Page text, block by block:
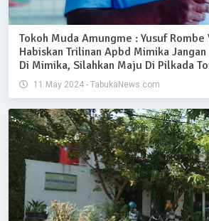
Tokoh Muda Amungme : Yusuf Rombe
Habiskan Trilinan Apbd Mimika
Di Mimika, Silahkan Maju Di Pilkada
11 May 2024 - TabukaNews.com